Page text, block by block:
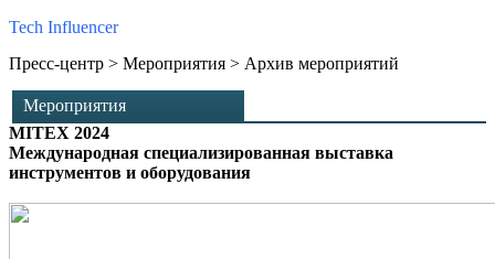
Tech Influencer
Пресс-центр > Мероприятия > Архив мероприятий
Мероприятия
MITEX 2024
Международная специализированная выставка
инструментов и оборудования